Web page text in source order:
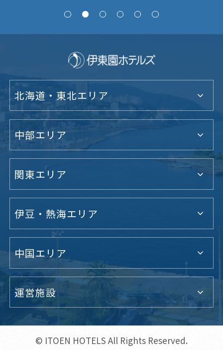
北海道・東北エリア
中部エリア
関東エリア
伊豆・熱海エリア
中国エリア
運営施設
© ITOEN HOTELS All Rights Reserved.